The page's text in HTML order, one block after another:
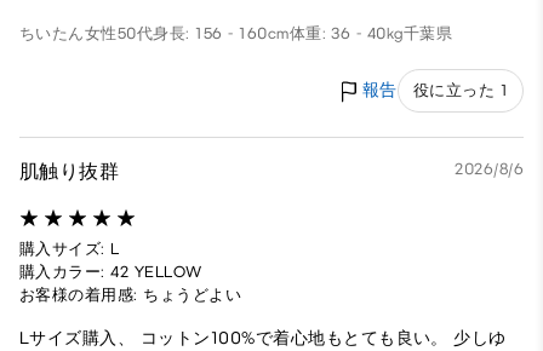
ちいたん女性50代身長: 156 - 160cm体重: 36 - 40kg千葉県
報告 役に立った 1
肌触り抜群 2026/8/6
購入サイズ: L
購入カラー: 42 YELLOW
お客様の着用感: ちょうどよい
Lサイズ購入、 コットン100%で着心地もとても良い。 少しゆ